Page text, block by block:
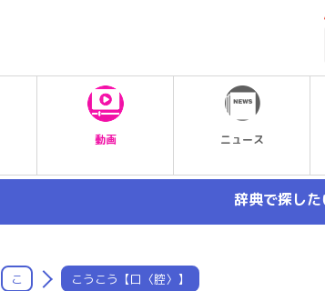
動画 ニュース
辞典で探し
こ こうこう【口〈腔〉】